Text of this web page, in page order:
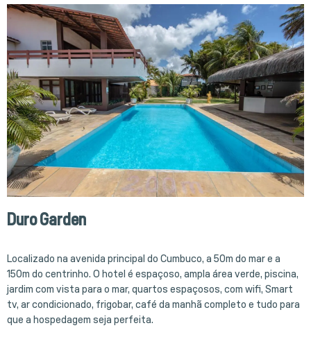
Duro Garden
Localizado na avenida principal do Cumbuco, a 50m do mar e a
150m do centrinho. O hotel é espaçoso, ampla área verde, piscina,
jardim com vista para o mar, quartos espaçosos, com wifi, Smart
tv, ar condicionado, frigobar, café da manhã completo e tudo para
que a hospedagem seja perfeita.